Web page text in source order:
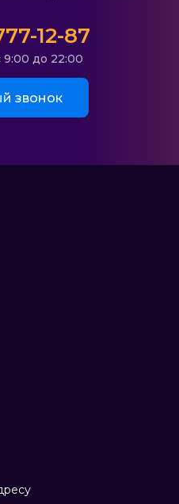
12-87
до 22:00
звонок